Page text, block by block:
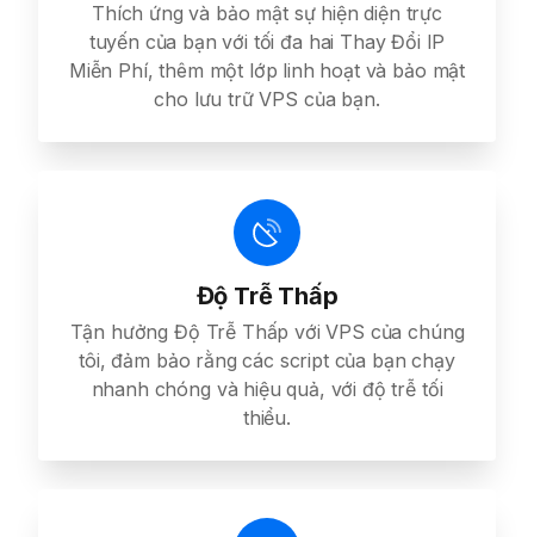
Thích ứng và bảo mật sự hiện diện trực
tuyến của bạn với tối đa hai Thay Đổi IP
Miễn Phí, thêm một lớp linh hoạt và bảo mật
cho lưu trữ VPS của bạn.
Độ Trễ Thấp
Tận hưởng Độ Trễ Thấp với VPS của chúng
tôi, đảm bảo rằng các script của bạn chạy
nhanh chóng và hiệu quả, với độ trễ tối
thiểu.